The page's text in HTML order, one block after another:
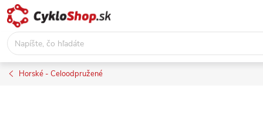
Prejsť
na
obsah
Horské - Celoodpružené